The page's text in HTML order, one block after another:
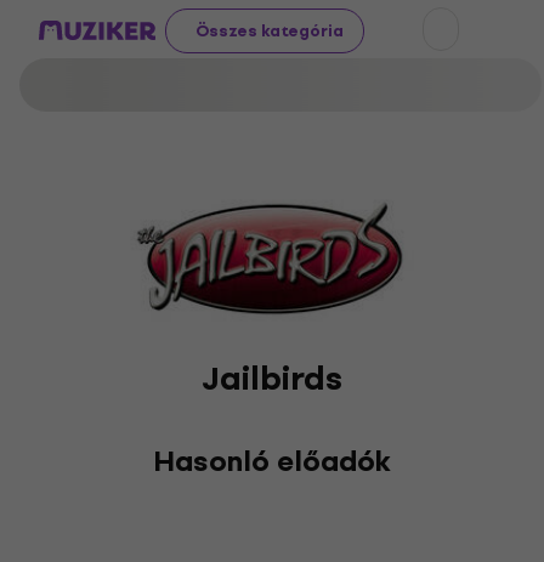
Összes kategória
Jailbirds
Hasonló előadók